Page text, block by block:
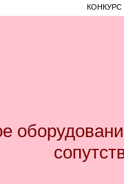
КОНКУРС